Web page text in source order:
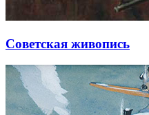
Советская живопись